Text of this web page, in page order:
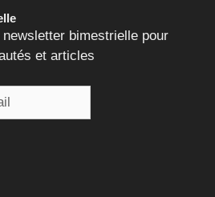
bimestrielle pour
et articles